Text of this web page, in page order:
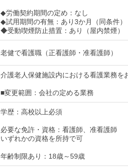
◆労働契約期間の定め：なし
◆試用期間の有無：あり3か月（同条件）
◆受動喫煙防止措置：あり（屋内禁煙）
老健で看護職（正看護師・准看護師）
介護老人保健施設内における看護業務を
■変更範囲：会社の定める業務
学歴：高校以上必須
必要な免許・資格：看護師、准看護師
いずれかの資格を所持で可
年齢制限あり：18歳～59歳